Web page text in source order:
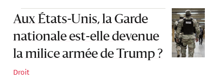
Aux États-Unis, la Garde
nationale est-elle devenue
la milice armée de Trump ?
Droit